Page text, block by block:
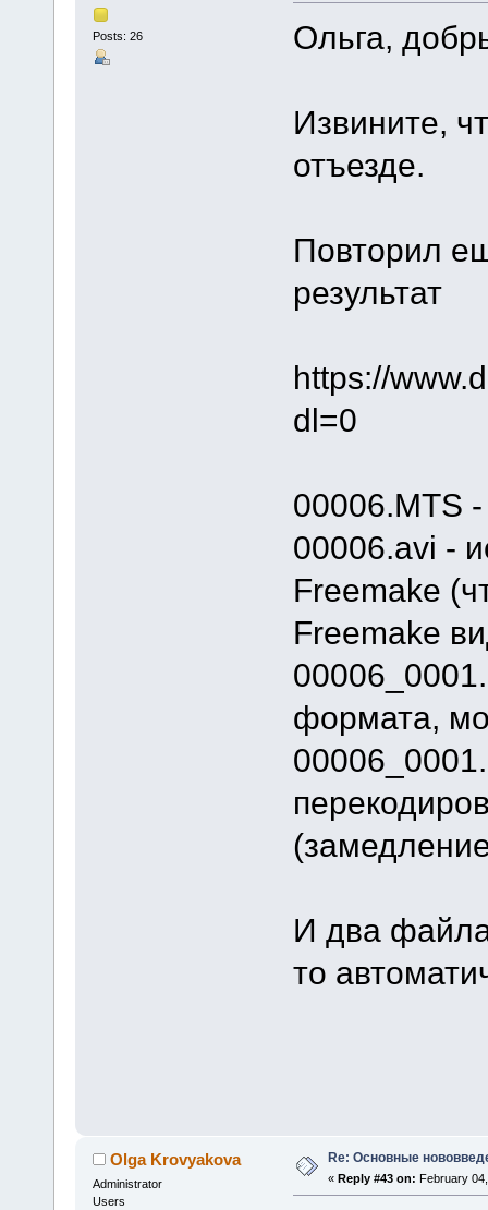
Posts: 26 Ольга,
Извините,
отъезде.
Повторил
результат
https://
dl=0
00006.MTS
00006.avi -
Freemake
Freemake
формата,
И два
то
Olga Krovyakova
Administrator
Users
Re: Основные
« Reply #43 on: February